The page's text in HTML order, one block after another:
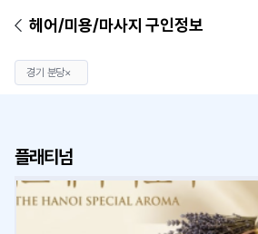
헤어/미용/마사지 구인정보
경기 분당×
플래티넘